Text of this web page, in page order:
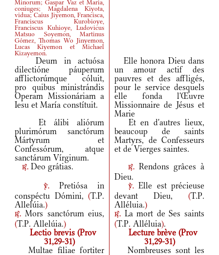
Minorum; Gaspar Vaz et Maria,
coniuges; Magdalena Kiyota,
vidua; Caius Jiyemon, Francisca,
Franciscus Kurobioye,
Franciscus Kuhioye, Ludovicus
Matsuo Soyemon, Martinus
Gómez, Thomas Wo Jinyemon,
Lucas Kiyemon et Michael
Kizayemon.
Deum in actuósa
dilectióne páuperum
afflictorúmque cóluit,
pro quibus ministrándis
Operam Missionáriam a
Iesu et María constítuit.
Elle honora Dieu dans
un amour actif des
pauvres et des affligés,
pour le service desquels
elle fonda l'Œuvre
Missionnaire de Jésus et
Marie
Et álibi aliórum
plurimórum sanctórum
Mártyrum et
Confessórum, atque
sanctárum Vírginum.
Et en d'autres lieux,
beaucoup de saints
Martyrs, de Confesseurs
et de Vierges saintes.
r. Deo grátias. r.Rendons grâces à
Dieu.
v.
Pretiósa in
conspéctu Dómini, (T.P.
Allelúia.)
r. Mors sanctórum eius,
(T.P. Allelúia.)
v. Elle est précieuse
devant Dieu, (T.P.
Alléluia.)
r. La mort de Ses saints
(T.P. Alléluia).
Lectio brevis (Prov
31,29-31)
Lecture brève (Prov
31,29-31)
Multae filiae fortiter
Nombreuses sont les